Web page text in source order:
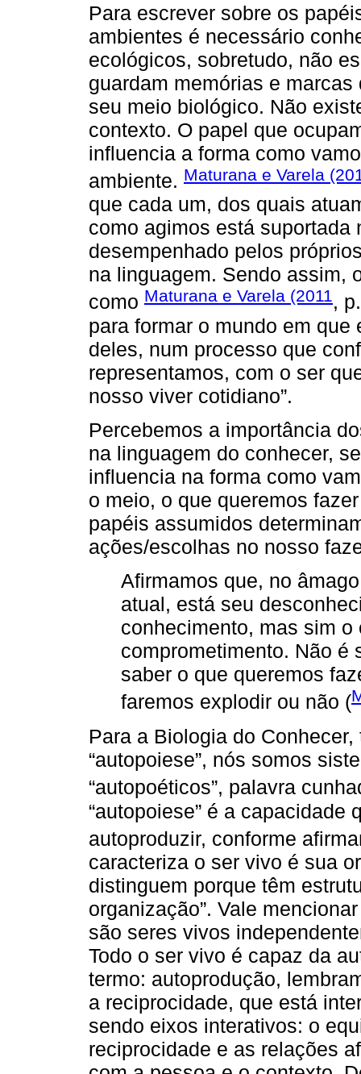
Para escrever sobre os
ambientes é necessário
ecológicos, sobretudo, não
guardam memórias e
seu meio biológico. Não
contexto. O papel que
influencia a forma como
ambiente. Maturana e Varela
que cada um, dos quais
como agimos está suportada
desempenhado pelos
na linguagem. Sendo assim,
como Maturana e Varela (2011,
para formar o mundo em
deles, num processo que
representamos, com o ser
nosso viver cotidiano”.
Percebemos a importância
na linguagem do conhecer,
influencia na forma como
o meio, o que queremos
papéis assumidos
ações/escolhas no nosso
Afirmamos que, no
atual, está seu
conhecimento, mas sim
comprometimento. Não é
saber o que queremos
faremos explodir ou não (
Para a Biologia do
“autopoiese”, nós somos
“autopoéticos”, palavra
“autopoiese” é a
autoproduzir, conforme
caracteriza o ser vivo é sua
distinguem porque têm
organização”. Vale
são seres vivos
Todo o ser vivo é capaz da
termo: autoprodução,
a reciprocidade, que está
sendo eixos interativos: o
reciprocidade e as relações